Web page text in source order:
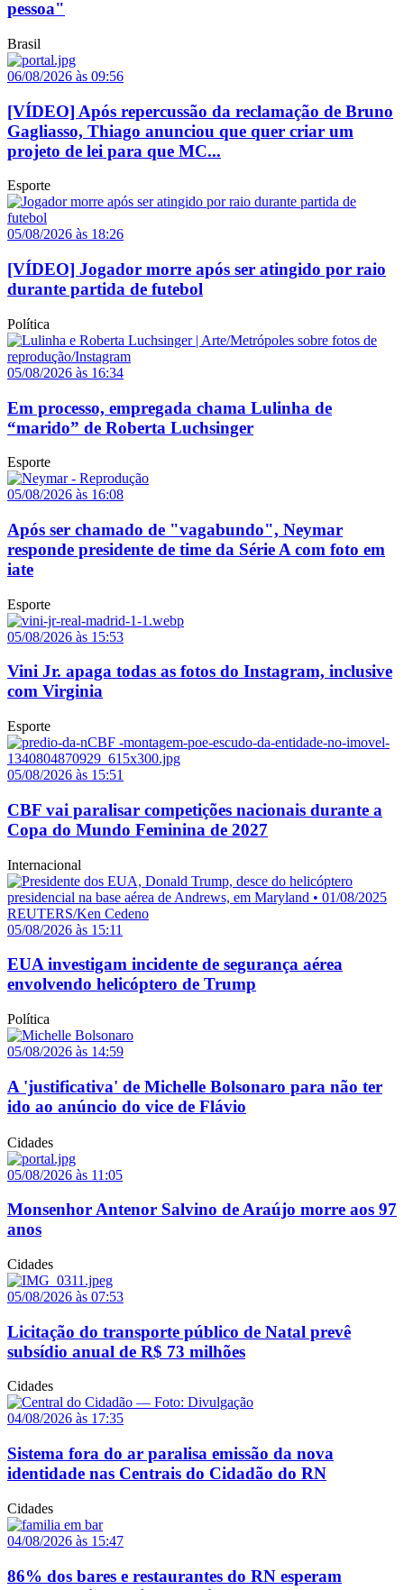
pessoa"
Brasil
06/08/2026 às 09:56
[VÍDEO] Após repercussão da reclamação de Bruno
Gagliasso, Thiago anunciou que quer criar um
projeto de lei para que MC...
Esporte
05/08/2026 às 18:26
[VÍDEO] Jogador morre após ser atingido por raio
durante partida de futebol
Política
05/08/2026 às 16:34
Em processo, empregada chama Lulinha de
“marido” de Roberta Luchsinger
Esporte
05/08/2026 às 16:08
Após ser chamado de "vagabundo", Neymar
responde presidente de time da Série A com foto em
iate
Esporte
05/08/2026 às 15:53
Vini Jr. apaga todas as fotos do Instagram, inclusive
com Virginia
Esporte
05/08/2026 às 15:51
CBF vai paralisar competições nacionais durante a
Copa do Mundo Feminina de 2027
Internacional
05/08/2026 às 15:11
EUA investigam incidente de segurança aérea
envolvendo helicóptero de Trump
Política
05/08/2026 às 14:59
A 'justificativa' de Michelle Bolsonaro para não ter
ido ao anúncio do vice de Flávio
Cidades
05/08/2026 às 11:05
Monsenhor Antenor Salvino de Araújo morre aos 97
anos
Cidades
05/08/2026 às 07:53
Licitação do transporte público de Natal prevê
subsídio anual de R$ 73 milhões
Cidades
04/08/2026 às 17:35
Sistema fora do ar paralisa emissão da nova
identidade nas Centrais do Cidadão do RN
Cidades
04/08/2026 às 15:47
86% dos bares e restaurantes do RN esperam